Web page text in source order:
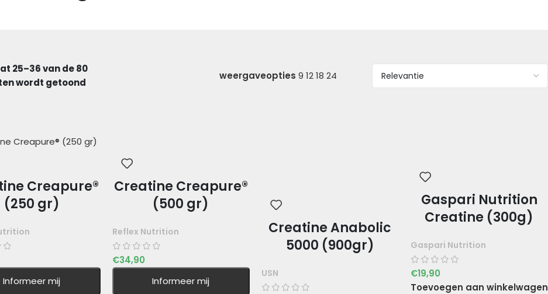
25–36 van de 80
wordt getoond
weergaveopties 9 1218 24
Creapure®
(250 gr)
Informeer mij
Creatine Creapure®
(500 gr)
Reflex Nutrition
€34,90
Informeer mij
Creatine Anabolic
5000 (900gr)
USN
Gaspari Nutrition
Creatine (300g)
Gaspari Nutrition
€19,90
Toevoegen aan winkelwagen